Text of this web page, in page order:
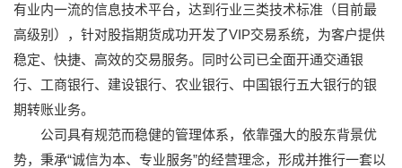
有业内一流的信息技术平台，达到行业三类技术标准（目前最
高级别），针对股指期货成功开发了VIP交易系统，为客户提供
稳定、快捷、高效的交易服务。同时公司已全面开通交通银
行、工商银行、建设银行、农业银行、中国银行五大银行的银
期转账业务。
公司具有规范而稳健的管理体系，依靠强大的股东背景优
势，秉承“诚信为本、专业服务”的经营理念，形成并推行一套以